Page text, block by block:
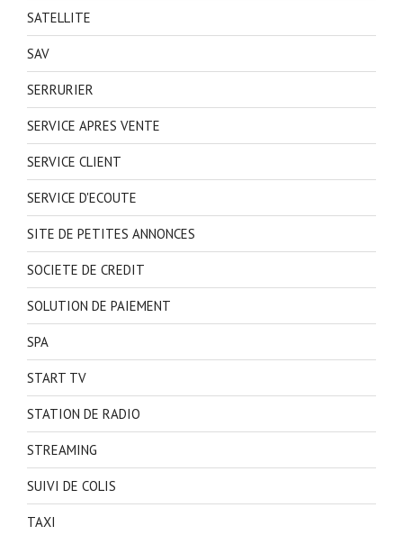
SATELLITE
SAV
SERRURIER
SERVICE APRES VENTE
SERVICE CLIENT
SERVICE D'ECOUTE
SITE DE PETITES ANNONCES
SOCIETE DE CREDIT
SOLUTION DE PAIEMENT
SPA
START TV
STATION DE RADIO
STREAMING
SUIVI DE COLIS
TAXI